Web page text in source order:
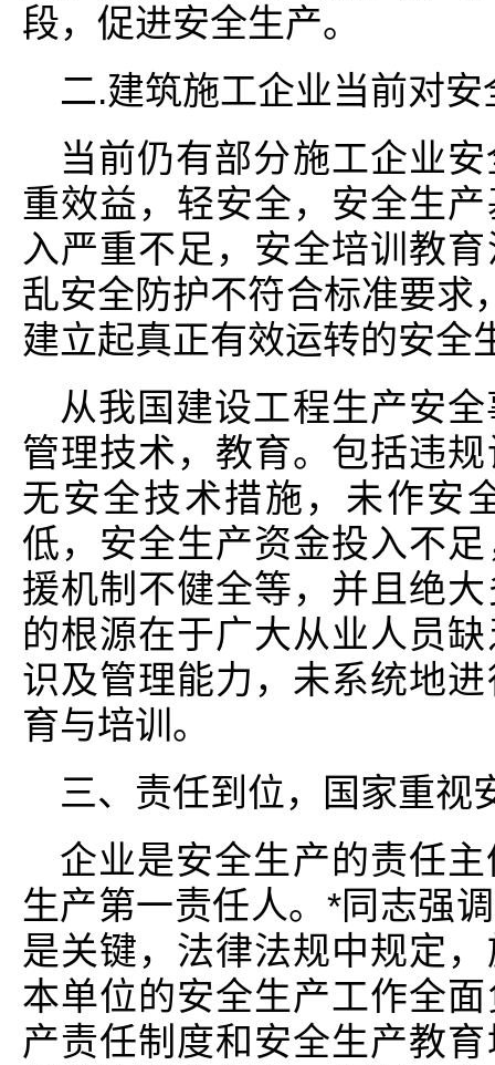
段，促进安全生产。
二.建筑施工企业当前对
当前仍有部分施工企业
重效益，轻安全，安全生
入严重不足，安全培训教
乱安全防护不符合标准要求
建立起真正有效运转的安全
从我国建设工程生产安
管理技术，教育。包括违
无安全技术措施，未作安
低，安全生产资金投入不
援机制不健全等，并且绝
的根源在于广大从业人员
识及管理能力，未系统地
育与培训。
三、责任到位，国家重视
企业是安全生产的责任
生产第一责任人。*同志强
是关键，法律法规中规定
本单位的安全生产工作全
产责任制度和安全生产教